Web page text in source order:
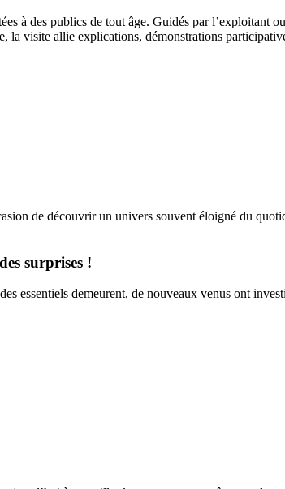
à des publics de tout âge. Guidés par l’exploitant
la visite allie explications, démonstrations
de découvrir un univers souvent éloigné du
surprises !
essentiels demeurent, de nouveaux venus ont